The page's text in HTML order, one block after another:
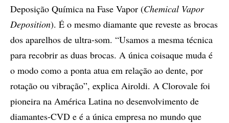
Deposição Química na Fase Vapor (Chemical Vapor
Deposition). É o mesmo diamante que reveste as brocas
dos aparelhos de ultra-som. “Usamos a mesma técnica
para recobrir as duas brocas. A única coisaque muda é
o modo como a ponta atua em relação ao dente, por
rotação ou vibração”, explica Airoldi. A Clorovale foi
pioneira na América Latina no desenvolvimento de
diamantes-CVD e é a única empresa no mundo que